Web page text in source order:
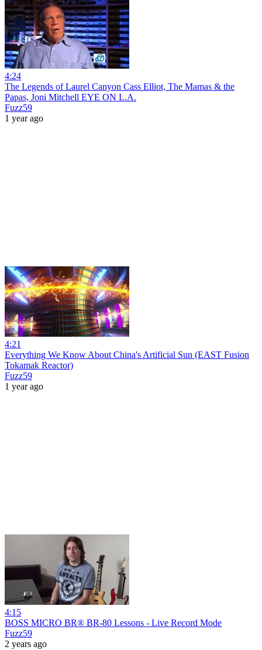
4:24
The Legends of Laurel Canyon Cass Elliot, The Mamas & the
Papas, Joni Mitchell EYE ON L.A.
Fuzz59
1 year ago
4:21
Everything We Know About China's Artificial Sun (EAST Fusion
Tokamak Reactor)
Fuzz59
1 year ago
4:15
BOSS MICRO BR® BR-80 Lessons - Live Record Mode
Fuzz59
2 years ago